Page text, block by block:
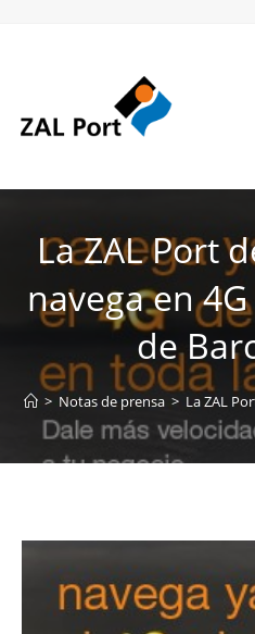
La ZAL Port
navega en
de
> Notas de prensa > La ZAL